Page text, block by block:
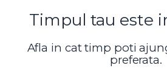
Timpul tau este
Afla in cat timp poti
preferata.